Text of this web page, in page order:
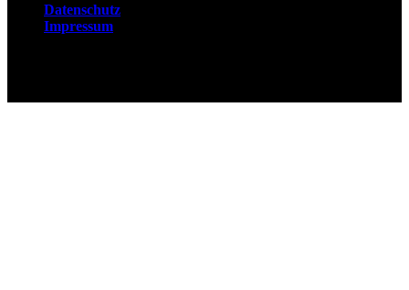
Datenschutz
Impressum